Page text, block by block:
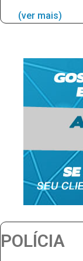
(ver mais)
POLÍCIA